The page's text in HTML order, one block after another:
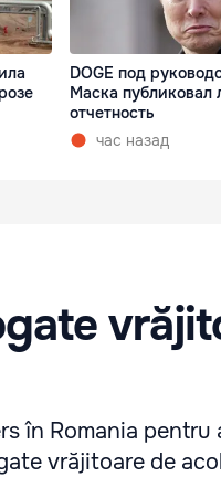
DOGE под
Маска публиковал
отчетность
час назад
în Romania pentru
vrăjitoare de